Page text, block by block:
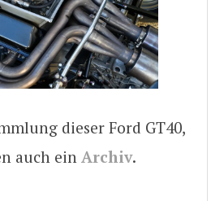
dieser Ford GT40,
auch ein Archiv.